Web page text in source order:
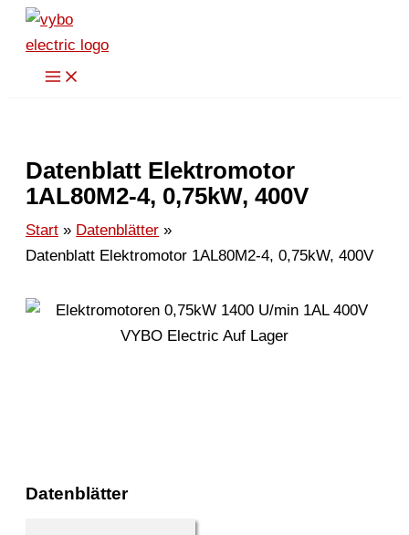
Zum
Inhalt
springen
Datenblatt Elektromotor
1AL80M2-4, 0,75kW, 400V
Start
Datenblätter
Datenblatt Elektromotor 1AL80M2-4, 0,75kW, 400V
Datenblätter